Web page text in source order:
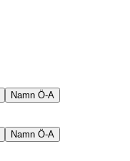
Namn Ö-A
Namn Ö-A